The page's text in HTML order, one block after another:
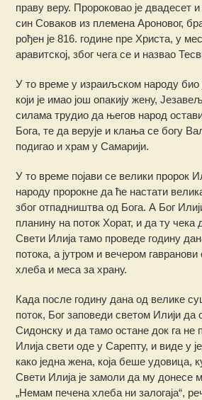
праву веру. Пророковао је двадесет и
син Соваков из племена Ароновог,
рођен је 816. године пре Христа, у
аравитској, због чега се и назвао
У то време у израиљском народу био
који је имао још опакију жену,
силама трудио да његов народ остави
Бога, те да верује и клања се богу
подигао и храм у Самарији.
У то време појави се велики пророк
народу пророкне да ће настати
због отпадништва од Бога. А Бог
планину на поток Хорат, и да ту
Свети Илија тамо проведе годину
потока, а јутром и вечером
хлеба и меса за храну.
Када после годину дана од велике
поток, Бог заповеди светом Илији да
Сидонску и да тамо остане док га не
Илија свети оде у Сарепту, и виде у
како једна жена, која беше удовица,
Свети Илија је замоли да му донесе
„Немам печена хлеба ни залогаја“,